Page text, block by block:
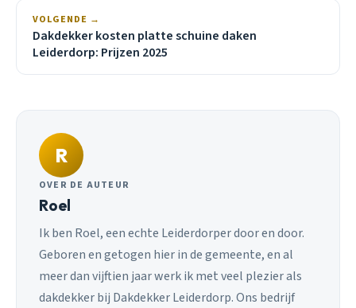
VOLGENDE →
Dakdekker kosten platte schuine daken
Leiderdorp: Prijzen 2025
R
OVER DE AUTEUR
Roel
Ik ben Roel, een echte Leiderdorper door en door.
Geboren en getogen hier in de gemeente, en al
meer dan vijftien jaar werk ik met veel plezier als
dakdekker bij Dakdekker Leiderdorp. Ons bedrijf